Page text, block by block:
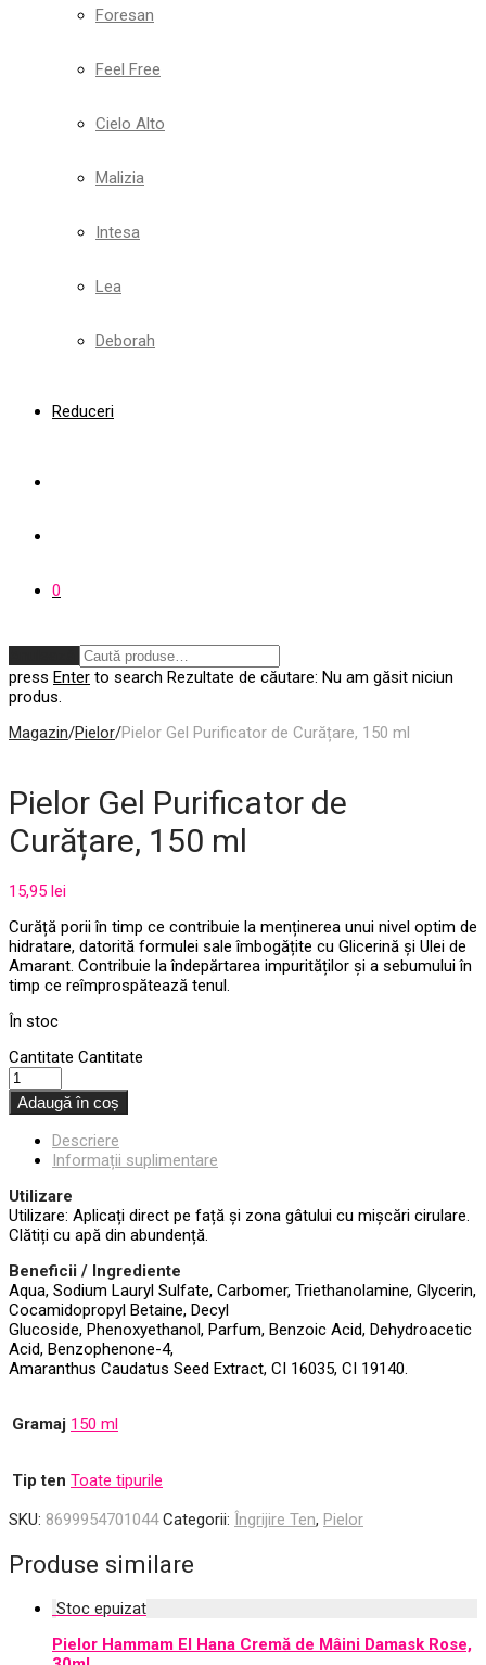
Foresan
Feel Free
Cielo Alto
Malizia
Intesa
Lea
Deborah
Reduceri
0
press Enter to search Rezultate de căutare: Nu am găsit niciun
produs.
Magazin/Pielor/Pielor Gel Purificator de Curățare, 150 ml
Pielor Gel Purificator de
Curățare, 150 ml
15,95 lei
Curăță porii în timp ce contribuie la menținerea unui nivel optim de
hidratare, datorită formulei sale îmbogățite cu Glicerină și Ulei de
Amarant. Contribuie la îndepărtarea impurităților și a sebumului în
timp ce reîmprospătează tenul.
În stoc
Cantitate Cantitate
Adaugă în coș
Descriere
Informații suplimentare
Utilizare
Utilizare: Aplicați direct pe față și zona gâtului cu mișcări cirulare.
Clătiți cu apă din abundență.
Beneficii / Ingrediente
Aqua, Sodium Lauryl Sulfate, Carbomer, Triethanolamine, Glycerin,
Cocamidopropyl Betaine, Decyl
Glucoside, Phenoxyethanol, Parfum, Benzoic Acid, Dehydroacetic
Acid, Benzophenone-4,
Amaranthus Caudatus Seed Extract, CI 16035, CI 19140.
Gramaj 150 ml
Tip ten Toate tipurile
SKU: 8699954701044 Categorii: Îngrijire Ten, Pielor
Produse similare
Pielor Hammam El Hana Cremă de Mâini Damask Rose,